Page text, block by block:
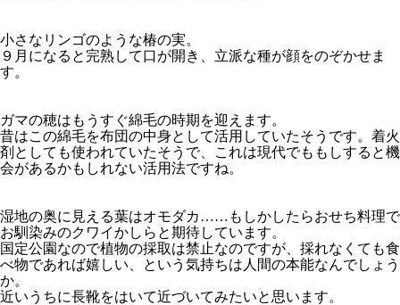
小さなリンゴのような椿の実。
９月になると完熟して口が開き、立派な種が顔をのぞかせま
す。
ガマの穂はもうすぐ綿毛の時期を迎えます。
昔はこの綿毛を布団の中身として活用していたそうです。着火
剤としても使われていたそうで、これは現代でももしすると機
会があるかもしれない活用法ですね。
湿地の奥に見える葉はオモダカ……もしかしたらおせち料理で
お馴染みのクワイかしらと期待しています。
国定公園なので植物の採取は禁止なのですが、採れなくても食
べ物であれば嬉しい、という気持ちは人間の本能なんでしょう
か。
近いうちに長靴をはいて近づいてみたいと思います。